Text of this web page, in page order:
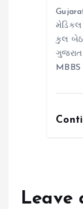
મેડિકલ
કુલ
ગુજરાત
Leave